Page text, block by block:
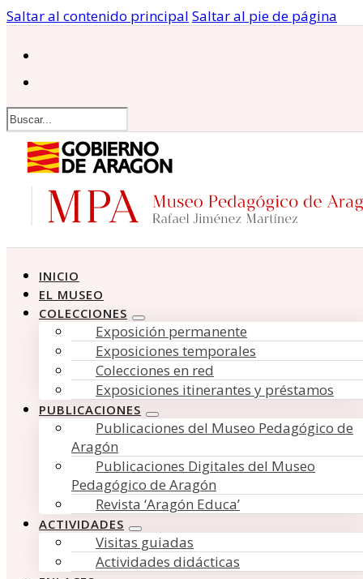
Saltar al contenido principal Saltar al pie de página
Buscar
INICIO
EL MUSEO
COLECCIONES
Exposición permanente
Exposiciones temporales
Colecciones en red
Exposiciones itinerantes y préstamos
PUBLICACIONES
Publicaciones del Museo Pedagógico de
Aragón
Publicaciones Digitales del Museo
Pedagógico de Aragón
Revista ‘Aragón Educa’
ACTIVIDADES
Visitas guiadas
Actividades didácticas